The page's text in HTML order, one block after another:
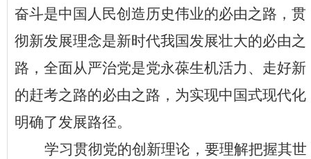
奋斗是中国人民创造历史伟业的必由之路，贯
彻新发展理念是新时代我国发展壮大的必由之
路，全面从严治党是党永葆生机活力、走好新
的赶考之路的必由之路，为实现中国式现代化
明确了发展路径。
学习贯彻党的创新理论，要理解把握其世